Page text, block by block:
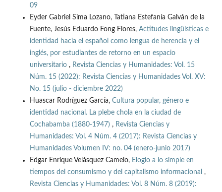
09
Eyder Gabriel Sima Lozano, Tatiana Estefanía Galván de la
Fuente, Jesús Eduardo Fong Flores, Actitudes lingüísticas e
identidad hacia el español como lengua de herencia y el
inglés, por estudiantes de retorno en un espacio
universitario , Revista Ciencias y Humanidades: Vol. 15
Núm. 15 (2022): Revista Ciencias y Humanidades Vol. XV:
No. 15 (julio - diciembre 2022)
Huascar Rodríguez García, Cultura popular, género e
identidad nacional. La plebe chola en la ciudad de
Cochabamba (1880-1947) , Revista Ciencias y
Humanidades: Vol. 4 Núm. 4 (2017): Revista Ciencias y
Humanidades Volumen IV: no. 04 (enero-junio 2017)
Edgar Enrique Velásquez Camelo, Elogio a lo simple en
tiempos del consumismo y del capitalismo informacional ,
Revista Ciencias y Humanidades: Vol. 8 Núm. 8 (2019):